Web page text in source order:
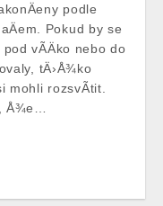
podle
Pokud by se
pod vÃ­Äko nebo do
tÄ›Å¾ko
mohli rozsvÃ­tit.
Å¾e…